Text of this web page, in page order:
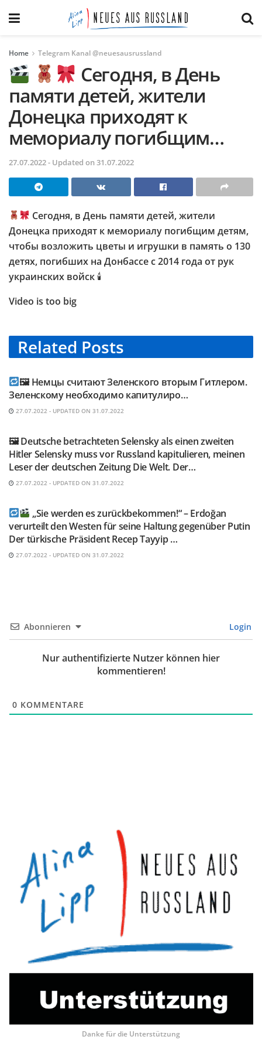
Home Telegram Kanal @neuesausrussland
Сегодня, в День
памяти детей, жители
Донецка приходят к
мемориалу погибщим…
27.07.2022 - Updated on 31.07.2022
Сегодня, в День памяти детей, жители
Донецка приходят к мемориалу погибщим детям,
чтобы возложить цветы и игрушки в память о 130
детях, погибших на Донбассе с 2014 года от рук
украинских войск🕯
Video is too big
Related Posts
TELEGRAM KANAL @NEUESAUSRUSSLAND
🖼 Немцы считают Зеленского вторым Гитлером.
Зеленскому необходимо капитулиро…
27.07.2022 - UPDATED ON 31.07.2022
🖼 Deutsche betrachteten Selensky als einen zweiten
Hitler Selensky muss vor Russland kapitulieren, meinen
Leser der deutschen Zeitung Die Welt. Der…
27.07.2022 - UPDATED ON 31.07.2022
„Sie werden es zurückbekommen!“ – Erdoğan
verurteilt den Westen für seine Haltung gegenüber Putin
Der türkische Präsident Recep Tayyip …
27.07.2022 - UPDATED ON 31.07.2022
Abonnieren Login
Nur authentifizierte Nutzer können hier
kommentieren!
0 KOMMENTARE
Danke für die Unterstützung